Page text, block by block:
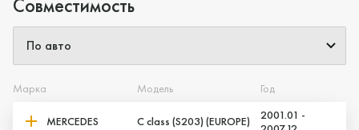
Совместимость
Марка Модель Год
MERCEDES C class (S203) (EUROPE)
2001.01 -